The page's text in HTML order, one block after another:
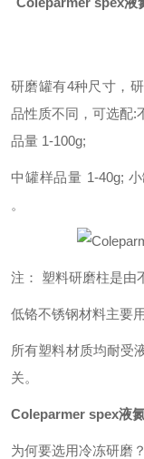
研磨罐有4种尺寸，
品性质不同，可选配:
品量 1-100g;
中罐样品量 1-40g;
。
注： 塑料研磨柱是由
低铬不锈钢材料主要
所有塑料材质均耐受
关。
Coleparmer spex液
为何要选用冷冻研磨？